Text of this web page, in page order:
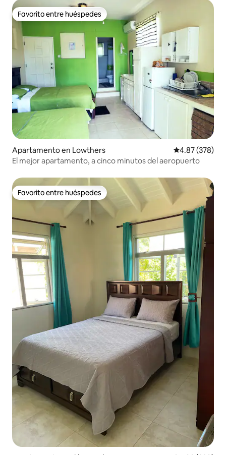
Favorito entre huéspedes
Favorito entre huéspedes
Apartamento en Lowthers Calificación
4.87 (378)
El mejor apartamento, a cinco minutos del aeropuerto
Favorito entre huéspedes
Favorito entre huéspedes